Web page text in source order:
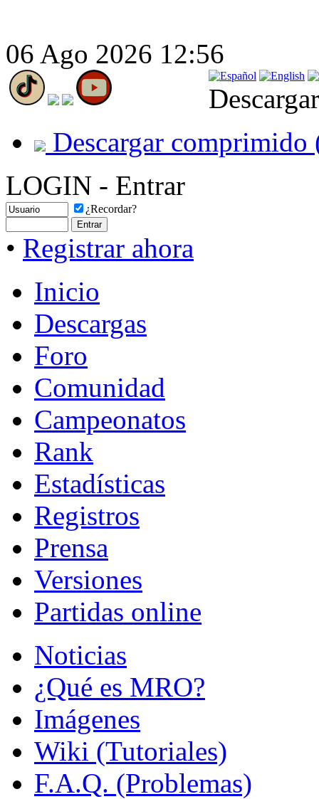
06 Ago 2026 12:56
Descargar comprimido
LOGIN - Entrar
¿Recordar?
• Registrar ahora
Inicio
Descargas
Foro
Comunidad
Campeonatos
Rank
Estadísticas
Registros
Prensa
Versiones
Partidas online
Noticias
¿Qué es MRO?
Imágenes
Wiki (Tutoriales)
F.A.Q. (Problemas)